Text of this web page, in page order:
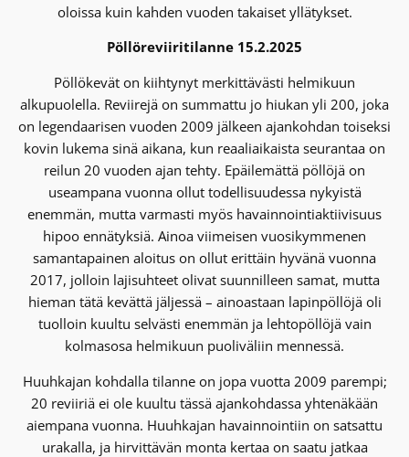
oloissa kuin kahden vuoden takaiset yllätykset.
Pöllöreviiritilanne 15.2.2025
Pöllökevät on kiihtynyt merkittävästi helmikuun
alkupuolella. Reviirejä on summattu jo hiukan yli 200, joka
on legendaarisen vuoden 2009 jälkeen ajankohdan toiseksi
kovin lukema sinä aikana, kun reaaliaikaista seurantaa on
reilun 20 vuoden ajan tehty. Epäilemättä pöllöjä on
useampana vuonna ollut todellisuudessa nykyistä
enemmän, mutta varmasti myös havainnointiaktiivisuus
hipoo ennätyksiä. Ainoa viimeisen vuosikymmenen
samantapainen aloitus on ollut erittäin hyvänä vuonna
2017, jolloin lajisuhteet olivat suunnilleen samat, mutta
hieman tätä kevättä jäljessä – ainoastaan lapinpöllöjä oli
tuolloin kuultu selvästi enemmän ja lehtopöllöjä vain
kolmasosa helmikuun puoliväliin mennessä.
Huuhkajan kohdalla tilanne on jopa vuotta 2009 parempi;
20 reviiriä ei ole kuultu tässä ajankohdassa yhtenäkään
aiempana vuonna. Huuhkajan havainnointiin on satsattu
urakalla, ja hirvittävän monta kertaa on saatu jatkaa